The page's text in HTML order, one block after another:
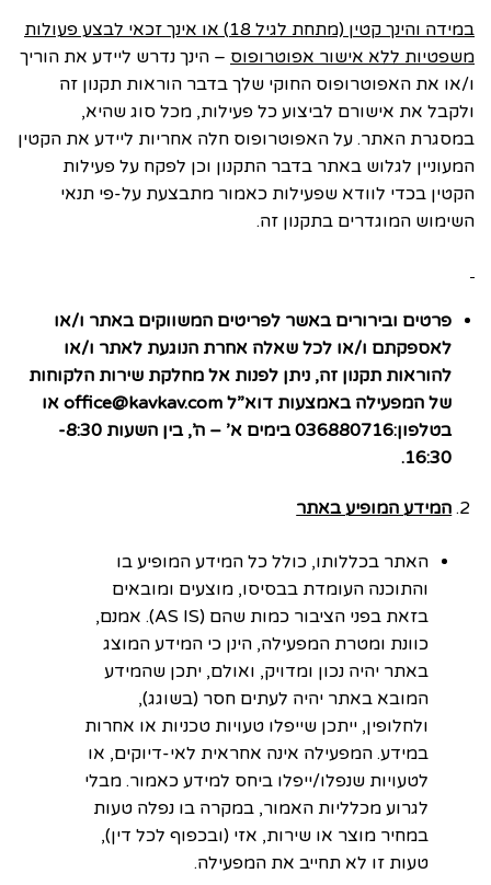
במידה והינך קטין (מתחת לגיל 18) או אינך זכאי לבצע פעולות
משפטיות ללא אישור אפוטרופוס – הינך נדרש ליידע את הוריך
ו/או את האפוטרופוס החוקי שלך בדבר הוראות תקנון זה
ולקבל את אישורם לביצוע כל פעילות, מכל סוג שהיא,
במסגרת האתר. על האפוטרופוס חלה אחריות ליידע את הקטין
המעוניין לגלוש באתר בדבר התקנון וכן לפקח על פעילות
הקטין בכדי לוודא שפעילות כאמור מתבצעת על-פי תנאי
השימוש המוגדרים בתקנון זה.
פרטים ובירורים באשר לפריטים המשווקים באתר ו/או
לאספקתם ו/או לכל שאלה אחרת הנוגעת לאתר ו/או
להוראות תקנון זה, ניתן לפנות אל מחלקת שירות הלקוחות
של המפעילה באמצעות דוא”ל office@kavkav.comאו
בטלפון:036880716 בימים א’ – ה’, בין השעות 8:30-
16:30.
המידע המופיע באתר
האתר בכללותו, כולל כל המידע המופיע בו
והתוכנה העומדת בבסיסו, מוצעים ומובאים
בזאת בפני הציבור כמות שהם (AS IS). אמנם,
כוונת ומטרת המפעילה, הינן כי המידע המוצג
באתר יהיה נכון ומדויק, ואולם, יתכן שהמידע
המובא באתר יהיה לעתים חסר (בשוגג),
ולחלופין, ייתכן שייפלו טעויות טכניות או אחרות
במידע. המפעילה אינה אחראית לאי-דיוקים, או
לטעויות שנפלו/ייפלו ביחס למידע כאמור. מבלי
לגרוע מכלליות האמור, במקרה בו נפלה טעות
במחיר מוצר או שירות, אזי (ובכפוף לכל דין),
טעות זו לא תחייב את המפעילה.